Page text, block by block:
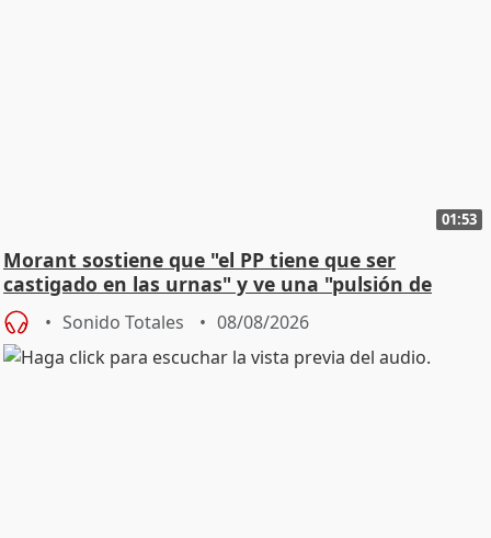
01:53
Morant sostiene que "el PP tiene que ser
castigado en las urnas" y ve una "pulsión de
cambio"
Sonido Totales 08/08/2026